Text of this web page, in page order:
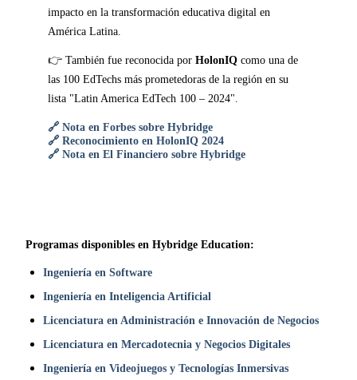
impacto en la transformación educativa digital en
América Latina.
👉 También fue reconocida por HolonIQ como una de
las 100 EdTechs más prometedoras de la región en su
lista "Latin America EdTech 100 – 2024".
🔗 Nota en Forbes sobre Hybridge
🔗 Reconocimiento en HolonIQ 2024
🔗 Nota en El Financiero sobre Hybridge
Programas disponibles en Hybridge Education:
Ingeniería en Software
Ingeniería en Inteligencia Artificial
Licenciatura en Administración e Innovación de Negocios
Licenciatura en Mercadotecnia y Negocios Digitales
Ingeniería en Videojuegos y Tecnologías Inmersivas